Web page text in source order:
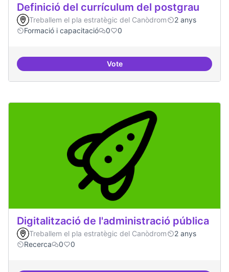
Definició del currículum del postgrau
Treballem el pla estratègic del Canòdrom
2 anys
Formació i capacitació
0 0
VoteDefinició del currículum del
Digitalització de l'administració pública
Treballem el pla estratègic del Canòdrom
2 anys
Recerca
0 0